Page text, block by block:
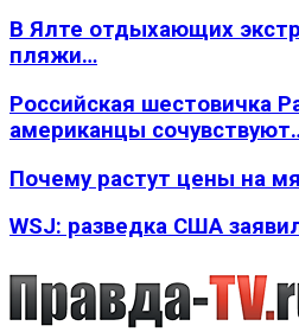
В Ялте отдыхающих
пляжи…
Российская шестовичка
американцы
Почему растут цены на
WSJ: разведка США